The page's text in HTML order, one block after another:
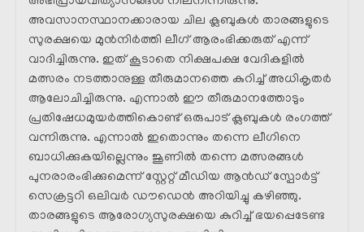
അവസാനസ്ഥാനക്കാരായ ചില ക്ലബുകൾ താരങ്ങളുടെ
സുരക്ഷയെ മുൻനിർത്തി ലീഗ് ആരംഭിക്കരുത് എന്ന്
വാദിച്ചിരുന്നു. ഇത് കൂടാതെ നിക്ഷപക്ഷ വേദികളിൽ
മത്സരം നടത്താനുള്ള തീരുമാനത്തെ കുറിച്ച് അധികൃതർ
ആലോചിച്ചിരുന്നു. എന്നാൽ ഈ തീരുമാനത്തോടും
പ്രതിഷേധമുയർത്തികൊണ്ട് ഒരുപാട് ക്ലബുകൾ രംഗത്ത്
വന്നിരുന്നു. എന്നാൽ ഇതൊന്നും തന്നെ ലീഗിനെ
ബാധിക്കുകയില്ലെന്നും ജൂണിൽ തന്നെ മത്സരങ്ങൾ
പുനരാരംഭിക്കുമെന്ന് സ്റ്റേറ്റ് മീഡിയ ആൻഡ് സ്പോർട്ട്
സെക്രട്ടറി ഒലിവർ ഡൗഡെൻ അറിയിച്ചു കഴിഞ്ഞു.
താരങ്ങളുടെ ആരോഗ്യസുരക്ഷയെ കുറിച്ച് ഭയപ്പെടേണ്ട